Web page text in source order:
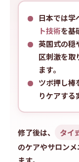
日本では学
ト技術を基
英国式の穏
区刺激を取
ます。
ツボ押し棒
りケアする
修了後は、 タイ
のケアやサロン